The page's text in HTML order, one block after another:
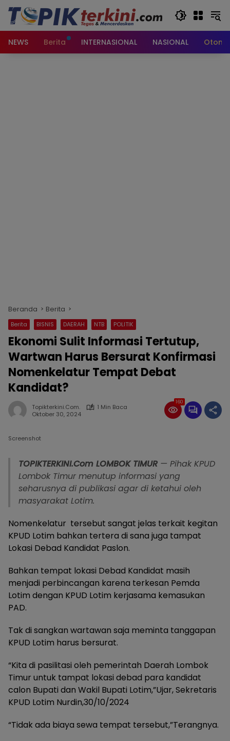
Langsung
konten
NEWS
Berita INTERNASIONAL NASIONAL
Beranda Berita
Berita BISNIS DAERAH NTB POLITIK
Ekonomi Sulit Informasi Tertutup,
Wartwan Harus Bersurat Konfirmasi
Nomenkelatur Tempat Debat
Kandidat?
Topikterkini.com.
1 Min Baca
Oktober 30, 2024
160
Screenshot
TOPIKTERKINI.Com LOMBOK TIMUR — Pihak KPUD
Lombok Timur menutup informasi yang
seharusnya di publikasi agar di ketahui oleh
masyarakat Lotim.
Nomenkelatur tersebut sangat jelas terkait kegitan
KPUD Lotim bahkan tertera di sana juga tampat
Lokasi Debad Kandidat Paslon.
Bahkan tempat lokasi Debad Kandidat masih
menjadi perbincangan karena terkesan Pemda
Lotim dengan KPUD Lotim kerjasama kemasukan
PAD.
Tak di sangkan wartawan saja meminta tanggapan
KPUD Lotim harus bersurat.
“Kita di pasilitasi oleh pemerintah Daerah Lombok
Timur untuk tampat lokasi debad para kandidat
calon Bupati dan Wakil Bupati Lotim,”Ujar, Sekretaris
KPUD Lotim Nurdin,30/10/2024
“Tidak ada biaya sewa tempat tersebut,”Terangnya.